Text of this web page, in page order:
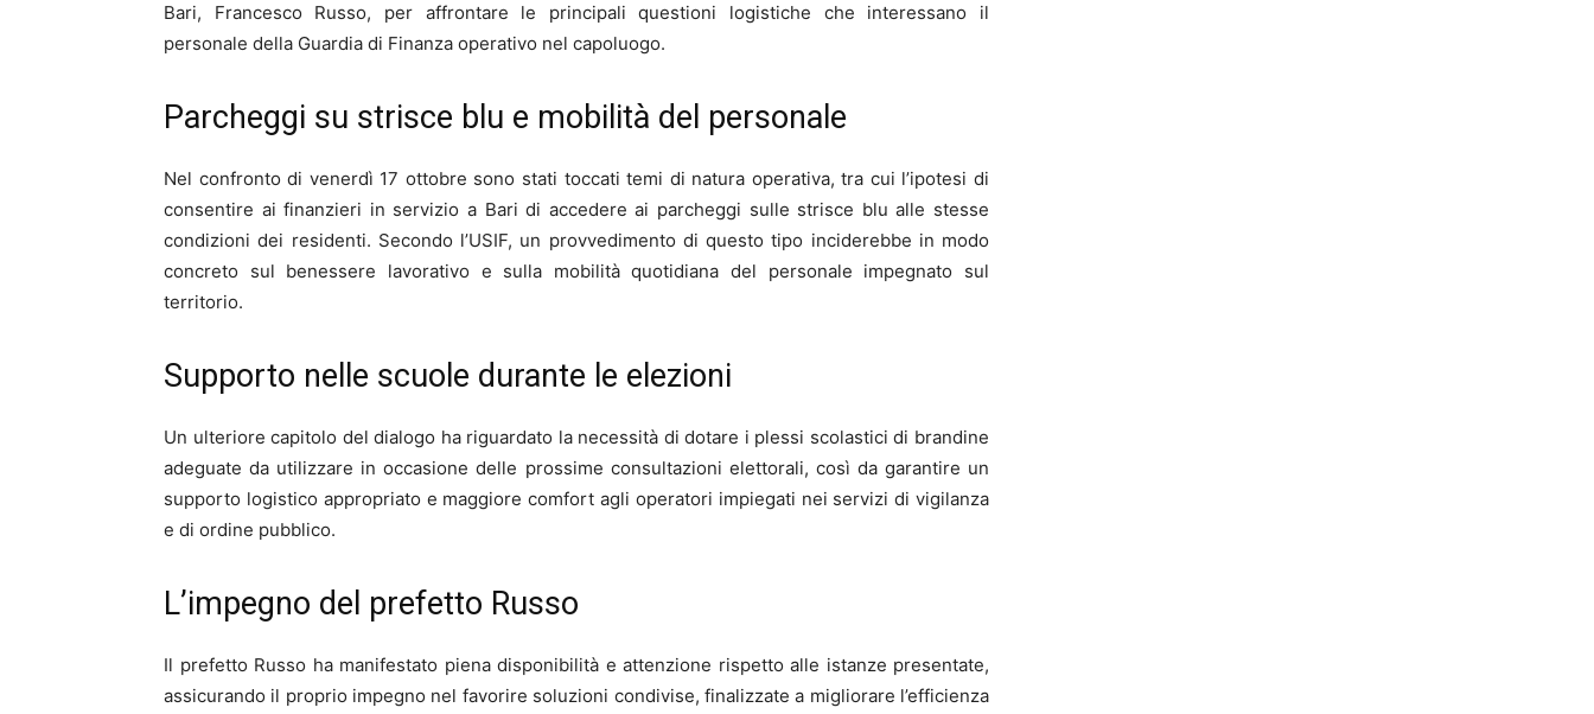
Bari, Francesco Russo, per affrontare le principali questioni logistiche che interessano il
personale della Guardia di Finanza operativo nel capoluogo.
Parcheggi su strisce blu e mobilità del personale
Nel confronto di venerdì 17 ottobre sono stati toccati temi di natura operativa, tra cui l’ipotesi di
consentire ai finanzieri in servizio a Bari di accedere ai parcheggi sulle strisce blu alle stesse
condizioni dei residenti. Secondo l’USIF, un provvedimento di questo tipo inciderebbe in modo
concreto sul benessere lavorativo e sulla mobilità quotidiana del personale impegnato sul
territorio.
Supporto nelle scuole durante le elezioni
Un ulteriore capitolo del dialogo ha riguardato la necessità di dotare i plessi scolastici di brandine
adeguate da utilizzare in occasione delle prossime consultazioni elettorali, così da garantire un
supporto logistico appropriato e maggiore comfort agli operatori impiegati nei servizi di vigilanza
e di ordine pubblico.
L’impegno del prefetto Russo
Il prefetto Russo ha manifestato piena disponibilità e attenzione rispetto alle istanze presentate,
assicurando il proprio impegno nel favorire soluzioni condivise, finalizzate a migliorare l’efficienza